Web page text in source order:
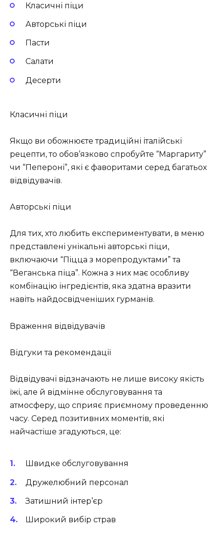
Класичні піци
Авторські піци
Пасти
Салати
Десерти
Класичні піци
Якщо ви обожнюєте традиційні італійські
рецепти, то обов’язково спробуйте “Маргариту”
чи “Пепероні”, які є фаворитами серед багатьох
відвідувачів.
Авторські піци
Для тих, хто любить експериментувати, в меню
представлені унікальні авторські піци,
включаючи “Піцца з морепродуктами” та
“Веганська піца”. Кожна з них має особливу
комбінацію інгредієнтів, яка здатна вразити
навіть найдосвідченіших гурманів.
Враження відвідувачів
Відгуки та рекомендації
Відвідувачі відзначають не лише високу якість
їжі, але й відмінне обслуговування та
атмосферу, що сприяє приємному проведенню
часу. Серед позитивних моментів, які
найчастіше згадуються, це:
Швидке обслуговування
Дружелюбний персонал
Затишний інтер’єр
Широкий вибір страв